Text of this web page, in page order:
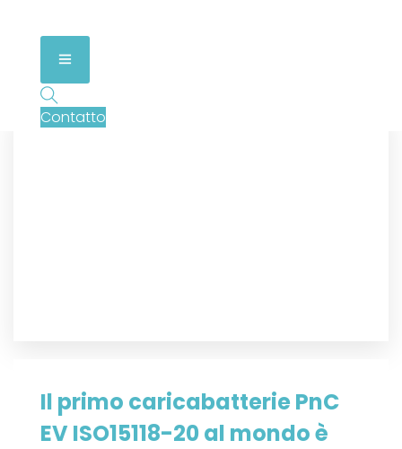
Contatto
Il primo caricabatterie PnC
EV ISO15118-20 al mondo è